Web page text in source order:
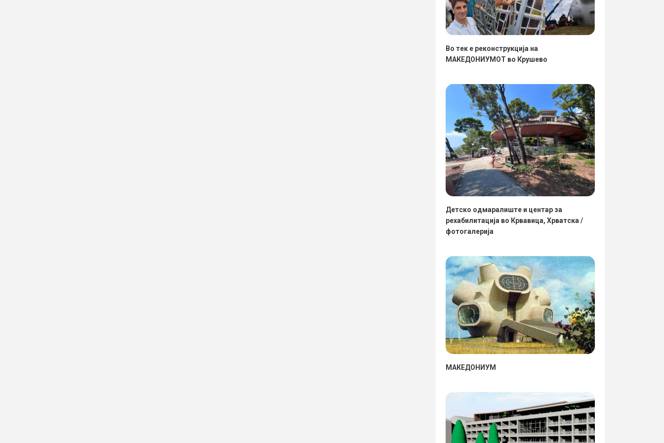
Во тек е реконструкција на
МАКЕДОНИУМОТ во Крушево
Детско одмаралиште и центар за
рехабилитација во Крвавица, Хрватска /
фотогалерија
МАКЕДОНИУМ